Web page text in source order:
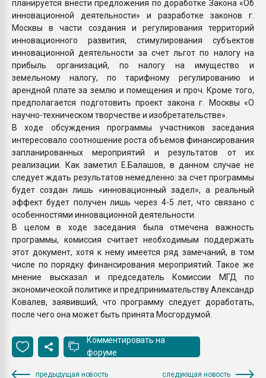
планируется внести предложения по доработке Закона «Об
инновационной деятельности» и разработке законов г.
Москвы в части создания и регулирования территорий
инновационного развития, стимулирования субъектов
инновационной деятельности за счет льгот по налогу на
прибыль организаций, по налогу на имущество и
земельному налогу, по тарифному регулированию и
арендной плате за землю и помещения и проч. Кроме того,
предполагается подготовить проект закона г. Москвы «О
научно-техническом творчестве и изобретательстве».
В ходе обсуждения программы участников заседания
интересовало соотношение роста объемов финансирования
запланированных мероприятий и результатов от их
реализации. Как заметил Е.Балашов, в данном случае не
следует ждать результатов немедленно: за счет программы
будет создан лишь «инновационный задел», а реальный
эффект будет получен лишь через 4-5 лет, что связано с
особенностями инновационной деятельности.
В целом в ходе заседания была отмечена важность
программы, комиссия считает необходимым поддержать
этот документ, хотя к нему имеется ряд замечаний, в том
числе по порядку финансирования мероприятий. Такое же
мнение высказал и председатель Комиссии МГД по
экономической политике и предпринимательству Александр
Ковалев, заявивший, что программу следует доработать,
после чего она может быть принята Мосгордумой.
Комментировать на
форуме
предыдущая новость следующая новость